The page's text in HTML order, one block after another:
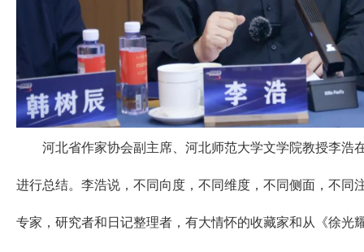
河北省作家协会副主席、河北师范大学文学院教授李浩
进行总结。李浩说，不同向度，不同维度，不同侧面，不
专家，研究者和日记整理者，有大情怀的收藏家和从《徐光